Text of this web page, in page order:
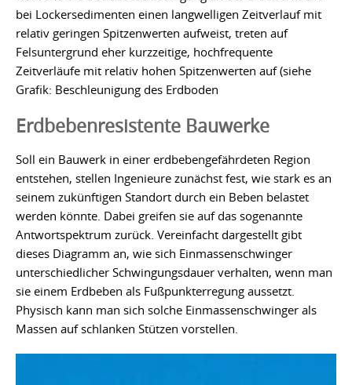
bei Lockersedimenten einen langwelligen Zeitverlauf mit
relativ geringen Spitzenwerten aufweist, treten auf
Felsuntergrund eher kurzzeitige, hochfrequente
Zeitverläufe mit relativ hohen Spitzenwerten auf (siehe
Grafik: Beschleunigung des Erdboden
Erdbebenresistente Bauwerke
Soll ein Bauwerk in einer erdbebengefährdeten Region
entstehen, stellen Ingenieure zunächst fest, wie stark es an
seinem zukünftigen Standort durch ein Beben belastet
werden könnte. Dabei greifen sie auf das sogenannte
Antwortspektrum zurück. Vereinfacht dargestellt gibt
dieses Diagramm an, wie sich Einmassenschwinger
unterschiedlicher Schwingungsdauer verhalten, wenn man
sie einem Erdbeben als Fußpunkterregung aussetzt.
Physisch kann man sich solche Einmassenschwinger als
Massen auf schlanken Stützen vorstellen.